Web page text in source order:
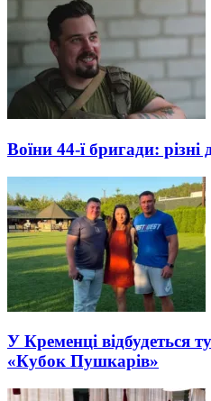
Воїни 44-ї бригади: різні
У Кременці відбудеться
«Кубок Пушкарів»